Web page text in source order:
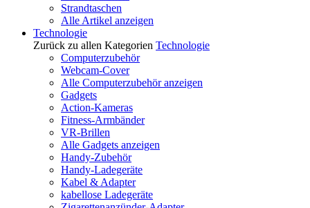
Strandtaschen
Alle Artikel anzeigen
Technologie
Zurück zu allen Kategorien Technologie
Computerzubehör
Webcam-Cover
Alle Computerzubehör anzeigen
Gadgets
Action-Kameras
Fitness-Armbänder
VR-Brillen
Alle Gadgets anzeigen
Handy-Zubehör
Handy-Ladegeräte
Kabel & Adapter
kabellose Ladegeräte